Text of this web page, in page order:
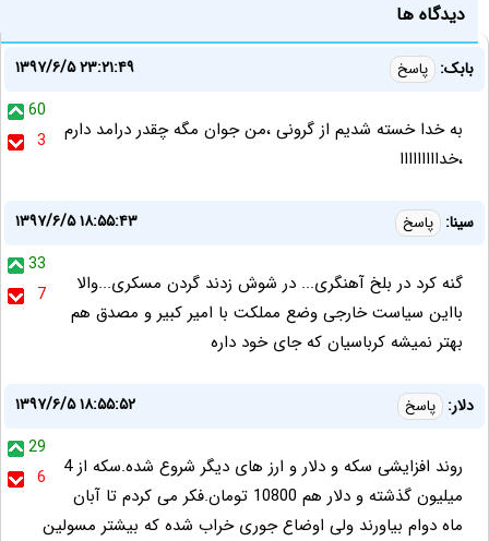
دیدگاه ها
بابک: پاسخ
۱۳۹۷/۶/۵ ۲۳:۲۱:۴۹
60
3
به خدا خسته شدیم از گرونی ،من جوان مگه چقدر درامد دارم
،خدااااااااا
سینا: پاسخ
۱۳۹۷/۶/۵ ۱۸:۵۵:۴۳
33
7
گنه کرد در بلخ آهنگری... در شوش زدند گردن مسکری...والا
بااین سیاست خارجی وضع مملکت با امیر کبیر و مصدق هم
بهتر نمیشه کرباسیان که جای خود داره
دلار: پاسخ
۱۳۹۷/۶/۵ ۱۸:۵۵:۵۲
29
6
روند افزایشی سکه و دلار و ارز های دیگر شروع شده.سکه از 4
میلیون گذشته و دلار هم 10800 تومان.فکر می کردم تا آبان
ماه دوام بیاورند ولی اوضاع جوری خراب شده که بیشتر مسولین